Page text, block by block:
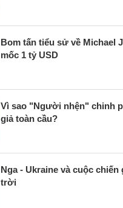
Bom tấn tiểu sử về Michael
mốc 1 tỷ USD
Vì sao "Người nhện" chinh
giả toàn cầu?
Nga - Ukraine và cuộc chiến
trời